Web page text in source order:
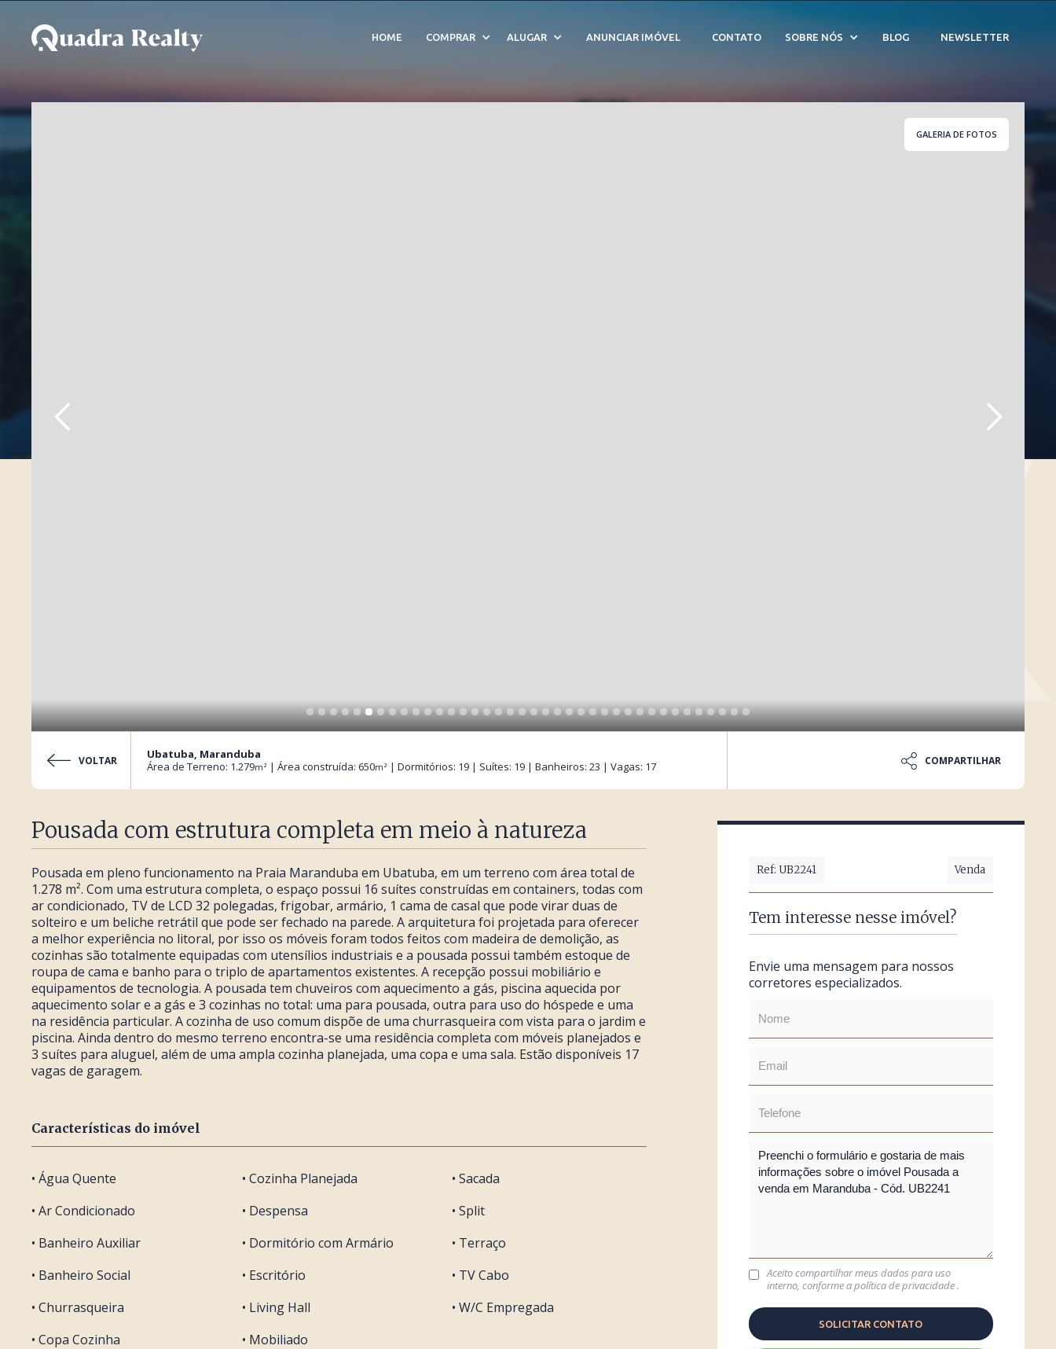
HOME COMPRAR ALUGAR ANUNCIAR IMÓVEL CONTATO SOBRE NÓS BLOG NEWSLETTER
Pousada a venda em Maranduba - Cód. UB2241
GALERIA DE FOTOS
VOLTAR
Ubatuba, Maranduba
Área de Terreno: 1.279m² | Área construída: 650m² | Dormitórios: 19 | Suítes: 19 | Banheiros: 23 | Vagas: 17 COMPARTILHAR
Pousada com estrutura completa em meio à natureza
Pousada em pleno funcionamento na Praia Maranduba em Ubatuba, em um terreno com área total de
1.278 m². Com uma estrutura completa, o espaço possui 16 suítes construídas em containers, todas com
ar condicionado, TV de LCD 32 polegadas, frigobar, armário, 1 cama de casal que pode virar duas de
solteiro e um beliche retrátil que pode ser fechado na parede. A arquitetura foi projetada para oferecer
a melhor experiência no litoral, por isso os móveis foram todos feitos com madeira de demolição, as
cozinhas são totalmente equipadas com utensílios industriais e a pousada possui também estoque de
roupa de cama e banho para o triplo de apartamentos existentes. A recepção possui mobiliário e
equipamentos de tecnologia. A pousada tem chuveiros com aquecimento a gás, piscina aquecida por
aquecimento solar e a gás e 3 cozinhas no total: uma para pousada, outra para uso do hóspede e uma
na residência particular. A cozinha de uso comum dispõe de uma churrasqueira com vista para o jardim e
piscina. Ainda dentro do mesmo terreno encontra-se uma residência completa com móveis planejados e
3 suítes para aluguel, além de uma ampla cozinha planejada, uma copa e uma sala. Estão disponíveis 17
vagas de garagem.
Características do imóvel
• Água Quente
• Ar Condicionado
• Banheiro Auxiliar
• Banheiro Social
• Churrasqueira
• Copa Cozinha
• Cozinha Planejada
• Despensa
• Dormitório com Armário
• Escritório
• Living Hall
• Mobiliado
• Sacada
• Split
• Terraço
• TV Cabo
• W/C Empregada
Ref: UB2241 Venda
Tem interesse nesse imóvel?
Envie uma mensagem para nossos
corretores especializados.
Aceito compartilhar meus dados para uso
interno, conforme apolítica de privacidade.